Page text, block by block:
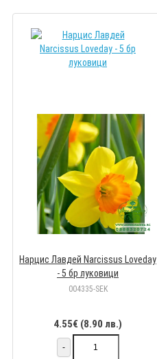
Нарцис Лавдей Narcissus Loveday
- 5 бр луковици
004335-SEK
4.55€ (8.90 лв.)
-